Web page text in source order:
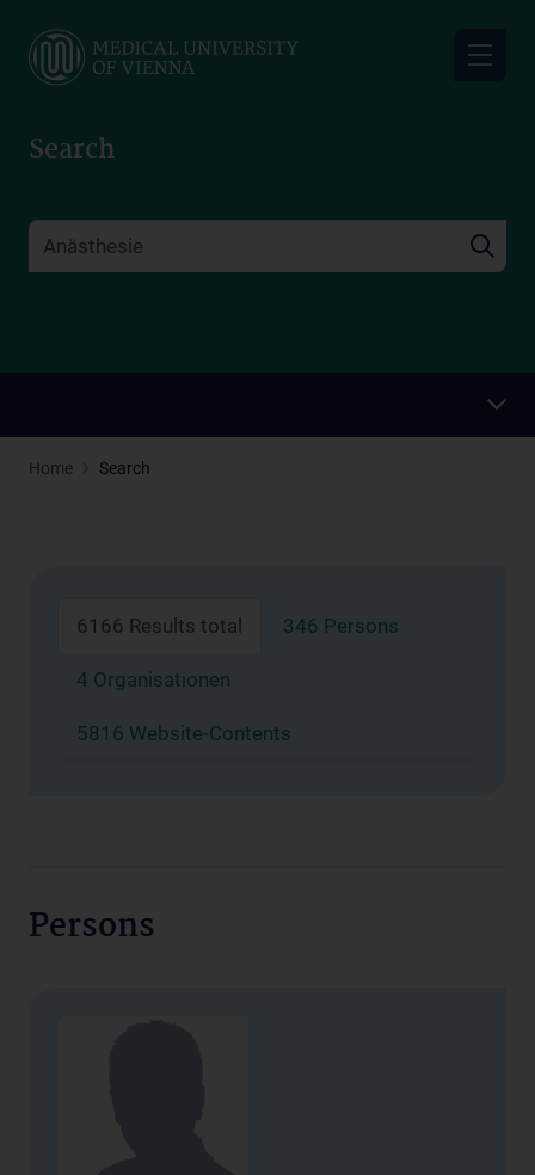
main
Search
Home Search
6166 Results total 346 Persons
4 Organisationen
5816 Website-Contents
Persons